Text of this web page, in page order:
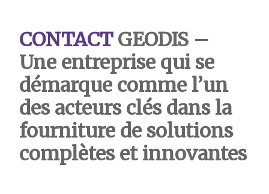
CONTACT GEODIS –
Une entreprise qui se
démarque comme l’un
des acteurs clés dans la
fourniture de solutions
complètes et innovantes